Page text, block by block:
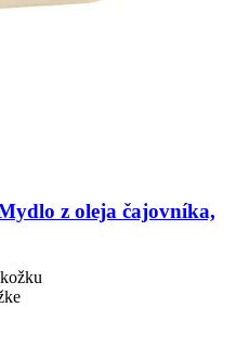
z oleja čajovníka,